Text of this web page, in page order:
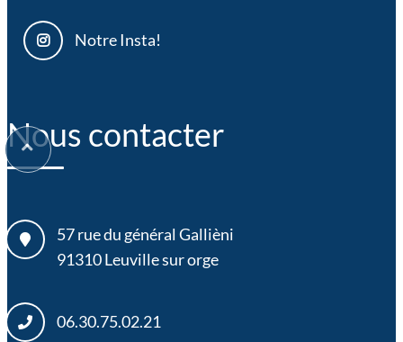
Notre Insta!
Nous contacter
57 rue du général Gallièni
91310Leuville sur orge
06.30.75.02.21